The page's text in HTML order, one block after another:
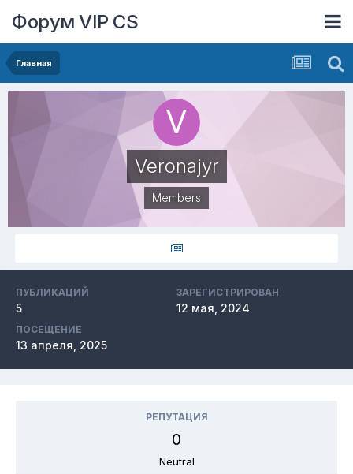
Форум VIP CS
Главная
Veronajyr
Members
ПУБЛИКАЦИЙ
5
ЗАРЕГИСТРИРОВАН
12 мая, 2024
ПОСЕЩЕНИЕ
13 апреля, 2025
РЕПУТАЦИЯ
0
Neutral